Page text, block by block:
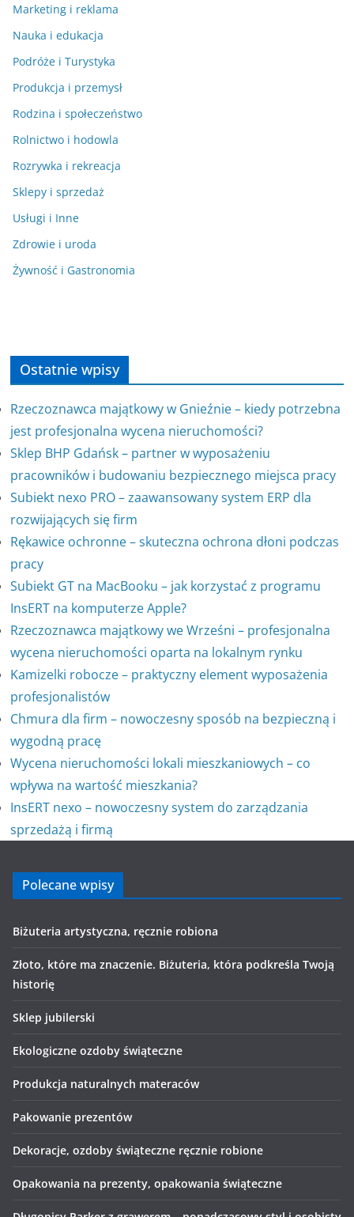
Marketing i reklama
Nauka i edukacja
Podróże i Turystyka
Produkcja i przemysł
Rodzina i społeczeństwo
Rolnictwo i hodowla
Rozrywka i rekreacja
Sklepy i sprzedaż
Usługi i Inne
Zdrowie i uroda
Żywność i Gastronomia
Ostatnie wpisy
Rzeczoznawca majątkowy w Gnieźnie – kiedy potrzebna
jest profesjonalna wycena nieruchomości?
Sklep BHP Gdańsk – partner w wyposażeniu
pracowników i budowaniu bezpiecznego miejsca pracy
Subiekt nexo PRO – zaawansowany system ERP dla
rozwijających się firm
Rękawice ochronne – skuteczna ochrona dłoni podczas
pracy
Subiekt GT na MacBooku – jak korzystać z programu
InsERT na komputerze Apple?
Rzeczoznawca majątkowy we Wrześni – profesjonalna
wycena nieruchomości oparta na lokalnym rynku
Kamizelki robocze – praktyczny element wyposażenia
profesjonalistów
Chmura dla firm – nowoczesny sposób na bezpieczną i
wygodną pracę
Wycena nieruchomości lokali mieszkaniowych – co
wpływa na wartość mieszkania?
InsERT nexo – nowoczesny system do zarządzania
sprzedażą i firmą
Polecane wpisy
Biżuteria artystyczna, ręcznie robiona
Złoto, które ma znaczenie. Biżuteria, która podkreśla Twoją
historię
Sklep jubilerski
Ekologiczne ozdoby świąteczne
Produkcja naturalnych materaców
Pakowanie prezentów
Dekoracje, ozdoby świąteczne ręcznie robione
Opakowania na prezenty, opakowania świąteczne